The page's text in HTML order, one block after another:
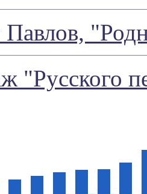
Павлов,
"Русского